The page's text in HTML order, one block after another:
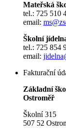
Mateřská
tel.: 725 510
email:
Školní
tel.: 725 854
email:
Fakturační
Základní
Ostroměř
Školní 315
507 52